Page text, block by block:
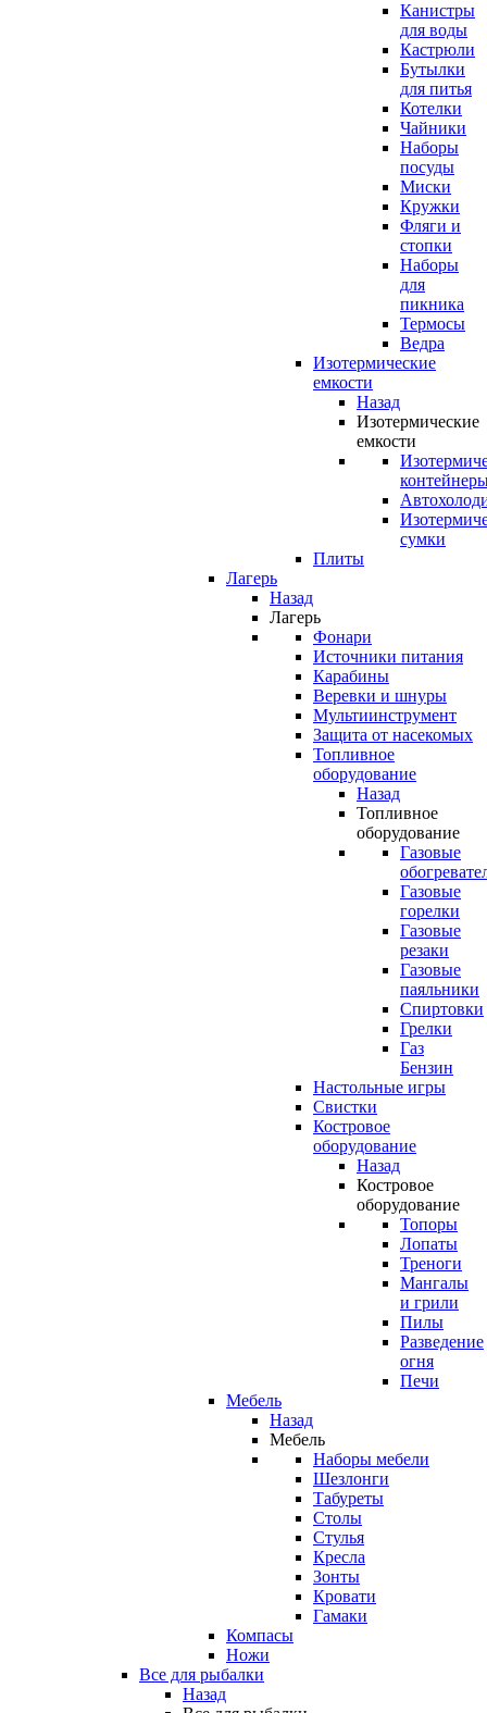
Канистры
для воды
Кастрюли
Бутылки
для питья
Котелки
Чайники
Наборы
посуды
Миски
Кружки
Фляги и
стопки
Наборы
для
пикника
Термосы
Ведра
Изотермические
емкости
Назад
Изотермические
емкости
сумки
Плиты
Лагерь
Назад
Лагерь
Фонари
Источники питания
Карабины
Веревки и шнуры
Мультиинструмент
Защита от насекомых
Топливное
оборудование
Назад
Топливное
оборудование
Газовые
Газовые
горелки
Газовые
резаки
Газовые
паяльники
Спиртовки
Грелки
Газ
Бензин
Настольные игры
Свистки
Костровое
оборудование
Назад
Костровое
оборудование
Топоры
Лопаты
Треноги
Мангалы
и грили
Пилы
Разведение
огня
Печи
Мебель
Назад
Мебель
Наборы мебели
Шезлонги
Табуреты
Столы
Стулья
Кресла
Зонты
Кровати
Гамаки
Компасы
Ножи
Все для рыбалки
Назад